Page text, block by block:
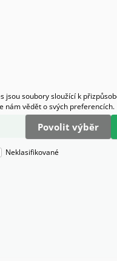
jsou soubory sloužící k
nám vědět o svých preferencích.
Povolit výběr
Neklasifikované